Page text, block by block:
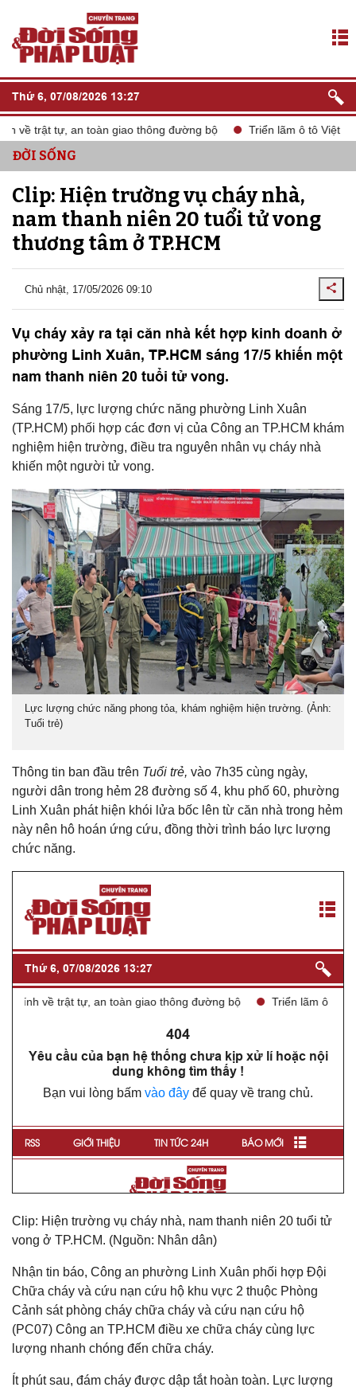
Thứ 6, 07/08/2026 13:27
trật tự, an toàn giao thông đường bộ Triển lãm ô tô Việt Nam
ĐỜI SỐNG
Clip: Hiện trường vụ cháy nhà,
nam thanh niên 20 tuổi tử vong
thương tâm ở TP.HCM
Chủ nhật, 17/05/2026 09:10
Vụ cháy xảy ra tại căn nhà kết hợp kinh doanh ở
phường Linh Xuân, TP.HCM sáng 17/5 khiến một
nam thanh niên 20 tuổi tử vong.
Sáng 17/5, lực lượng chức năng phường Linh Xuân
(TP.HCM) phối hợp các đơn vị của Công an TP.HCM khám
nghiệm hiện trường, điều tra nguyên nhân vụ cháy nhà
khiến một người tử vong.
Lực lượng chức năng phong tỏa, khám nghiệm hiện trường. (Ảnh:
Tuổi trẻ)
Thông tin ban đầu trên Tuổi trẻ, vào 7h35 cùng ngày,
người dân trong hẻm 28 đường số 4, khu phố 60, phường
Linh Xuân phát hiện khói lửa bốc lên từ căn nhà trong hẻm
này nên hô hoán ứng cứu, đồng thời trình báo lực lượng
chức năng.
Clip: Hiện trường vụ cháy nhà, nam thanh niên 20 tuổi tử
vong ở TP.HCM. (Nguồn: Nhân dân)
Nhận tin báo, Công an phường Linh Xuân phối hợp Đội
Chữa cháy và cứu nạn cứu hộ khu vực 2 thuộc Phòng
Cảnh sát phòng cháy chữa cháy và cứu nạn cứu hộ
(PC07) Công an TP.HCM điều xe chữa cháy cùng lực
lượng nhanh chóng đến chữa cháy.
Ít phút sau, đám cháy được dập tắt hoàn toàn. Lực lượng